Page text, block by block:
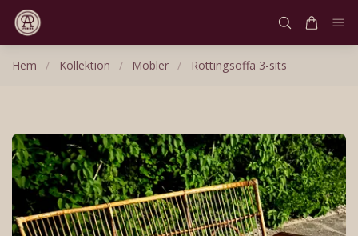
Hem / Kollektion / Möbler / Rottingsoffa 3-sits